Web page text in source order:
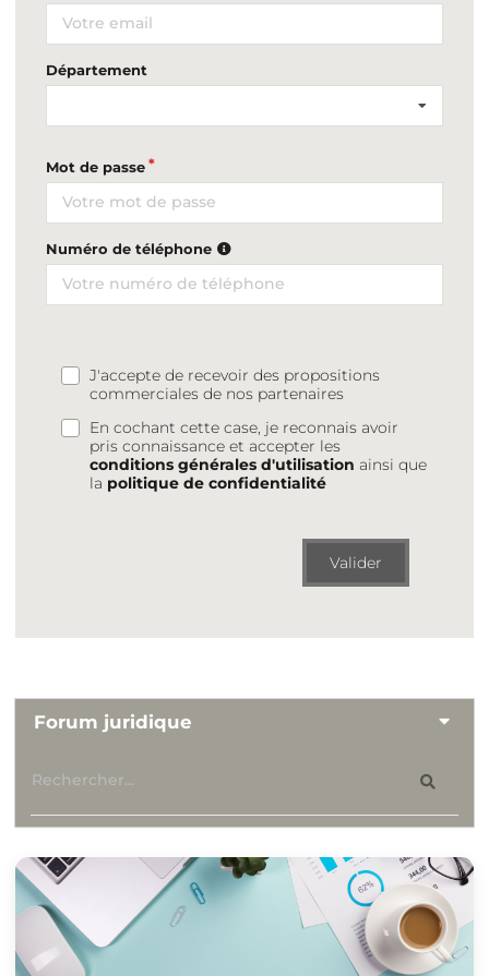
Département
Mot de passe
Numéro de téléphone
J'accepte de recevoir des propositions
commerciales de nos partenaires
En cochant cette case, je reconnais avoir
pris connaissance et accepter les
conditions générales d'utilisation ainsi que
la politique de confidentialité
Valider
Forum juridique